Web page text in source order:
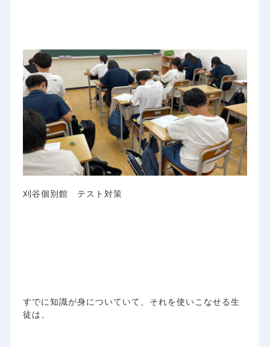
刈谷個別館 テスト対策
すでに知識が身についていて、それを使いこなせる生
徒は、